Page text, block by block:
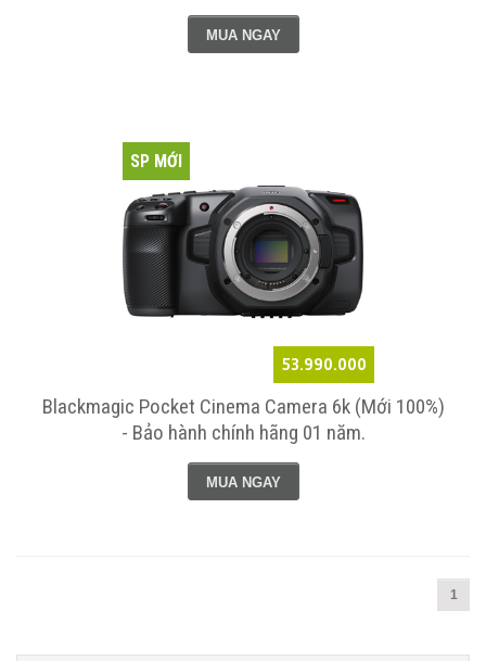
MUA NGAY
53.990.000
SP MỚI
Blackmagic Pocket Cinema Camera 6k (Mới 100%)
- Bảo hành chính hãng 01 năm.
MUA NGAY
1